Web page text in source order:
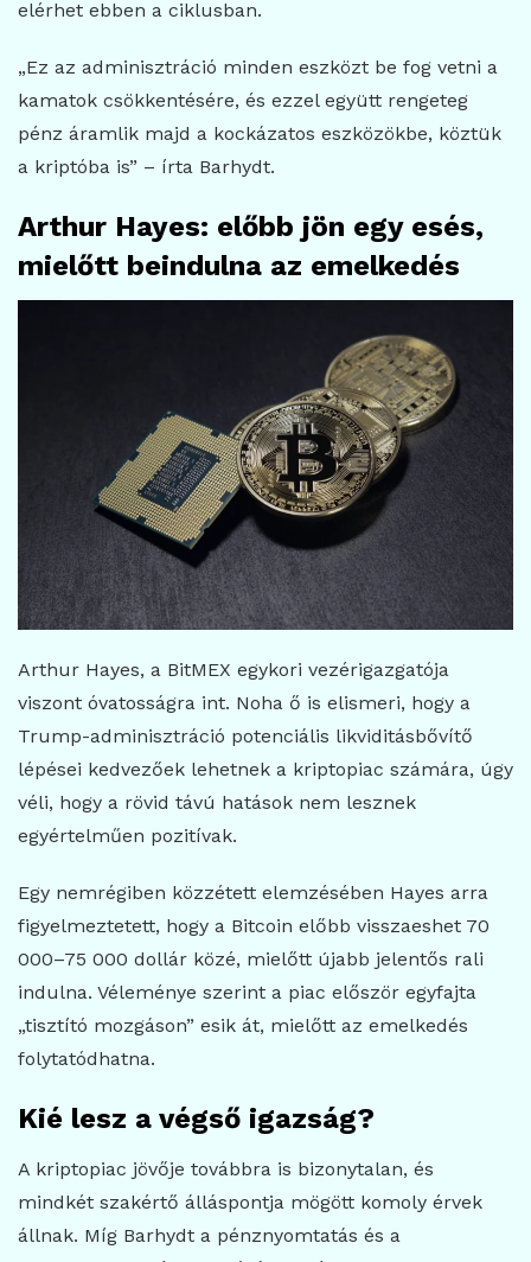
elérhet ebben a ciklusban.
„Ez az adminisztráció minden eszközt be fog vetni a
kamatok csökkentésére, és ezzel együtt rengeteg
pénz áramlik majd a kockázatos eszközökbe, köztük
a kriptóba is” – írta Barhydt.
Arthur Hayes: előbb jön egy esés,
mielőtt beindulna az emelkedés
Arthur Hayes, a BitMEX egykori vezérigazgatója
viszont óvatosságra int. Noha ő is elismeri, hogy a
Trump-adminisztráció potenciális likviditásbővítő
lépései kedvezőek lehetnek a kriptopiac számára, úgy
véli, hogy a rövid távú hatások nem lesznek
egyértelműen pozitívak.
Egy nemrégiben közzétett elemzésében Hayes arra
figyelmeztetett, hogy a Bitcoin előbb visszaeshet 70
000–75 000 dollár közé, mielőtt újabb jelentős rali
indulna. Véleménye szerint a piac először egyfajta
„tisztító mozgáson” esik át, mielőtt az emelkedés
folytatódhatna.
Kié lesz a végső igazság?
A kriptopiac jövője továbbra is bizonytalan, és
mindkét szakértő álláspontja mögött komoly érvek
állnak. Míg Barhydt a pénznyomtatás és a